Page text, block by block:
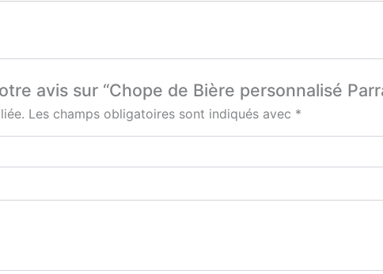
avis sur “Chope de Bière personnalisé
Les champs obligatoires sont indiqués avec *